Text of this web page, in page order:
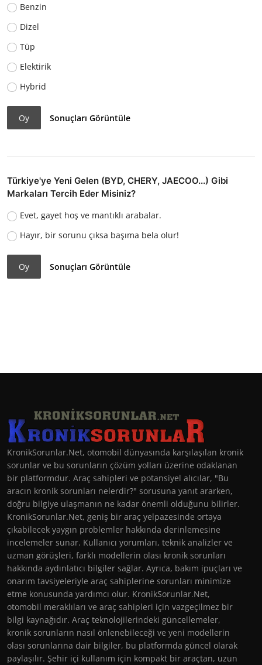
Benzin
Dizel
Tüp
Elektirik
Hybrid
Oy Sonuçları Görüntüle
Türkiye'ye Yeni Gelen (BYD, CHERY, JAECOO...) Gibi
Markaları Tercih Eder Misiniz?
Evet, gayet hoş ve mantıklı arabalar.
Hayır, bir sorunu çıksa başıma bela olur!
Oy Sonuçları Görüntüle
KronikSorunlar.Net, otomobil dünyasında karşılaşılan kronik
sorunlar ve bu sorunların çözüm yolları üzerine odaklanan
bir platformdur. Araç sahipleri ve potansiyel alıcılar, "Bu
aracın kronik sorunları nelerdir?" sorusuna yanıt ararken,
doğru bilgiye ulaşmanın ne kadar önemli olduğunu bilirler.
KronikSorunlar.Net, geniş bir araç yelpazesinde ortaya
çıkabilecek yaygın problemler hakkında derinlemesine
incelemeler sunar. Kullanıcı yorumları, teknik analizler ve
uzman görüşleri, farklı modellerin olası kronik sorunları
hakkında aydınlatıcı bilgiler sağlar. Ayrıca, bakım ipuçları ve
onarım tavsiyeleriyle araç sahiplerine sorunları minimize
etme konusunda yardımcı olur. KronikSorunlar.Net,
otomobil meraklıları ve araç sahipleri için vazgeçilmez bir
bilgi kaynağıdır. Araç teknolojilerindeki güncellemeler,
kronik sorunların nasıl önlenebileceği ve yeni modellerin
olası sorunlarına dair bilgiler, bu platformda güncel olarak
paylaşılır. Şehir içi kullanım için kompakt bir araçtan, uzun